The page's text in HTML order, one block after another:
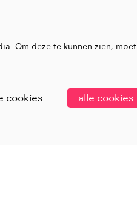
Om deze te kunnen zien, moet
cookies alle cookies